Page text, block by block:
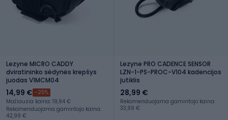
Lezyne MICRO CADDY
dviratininko sėdynės krepšys
juodas V1MCM04
14,99 € -25%
Mažiausia kaina: 19,94 €
Rekomenduojama gamintojo kaina:
42,99 €
Lezyne PRO CADENCE SENSOR
LZN-1-PS-PROC-V104 kadencijos
jutiklis
28,99 €
Rekomenduojama gamintojo kaina:
33,99 €